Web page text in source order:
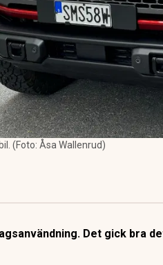
(Foto: Åsa Wallenrud)
Det gick bra